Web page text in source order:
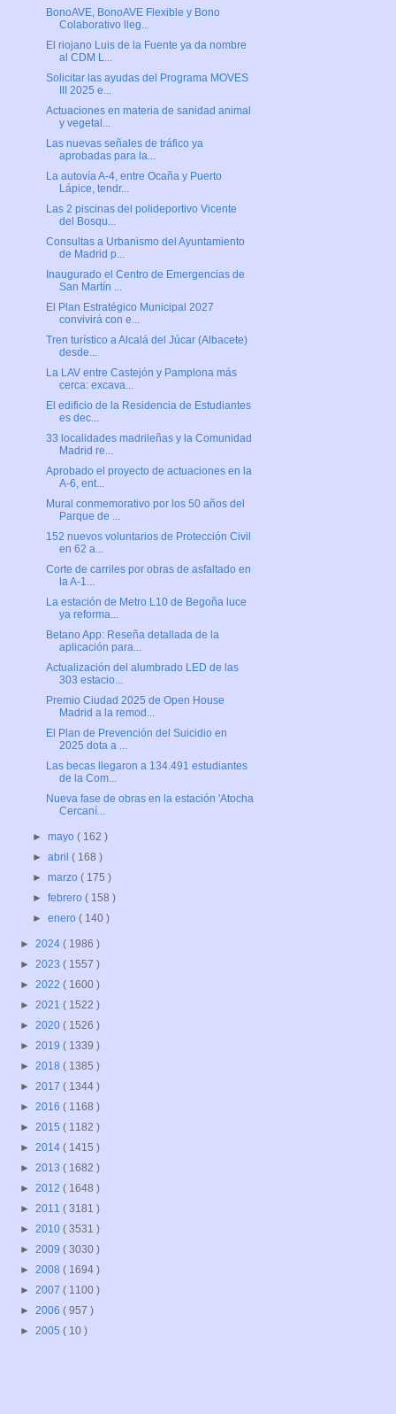
BonoAVE, BonoAVE Flexible y Bono
Colaborativo lleg...
El riojano Luis de la Fuente ya da nombre
al CDM L...
Solicitar las ayudas del Programa MOVES
III 2025 e...
Actuaciones en materia de sanidad animal
y vegetal...
Las nuevas señales de tráfico ya
aprobadas para la...
La autovía A-4, entre Ocaña y Puerto
Lápice, tendr...
Las 2 piscinas del polideportivo Vicente
del Bosqu...
Consultas a Urbanismo del Ayuntamiento
de Madrid p...
Inaugurado el Centro de Emergencias de
San Martín ...
El Plan Estratégico Municipal 2027
convivirá con e...
Tren turístico a Alcalá del Júcar (Albacete)
desde...
La LAV entre Castejón y Pamplona más
cerca: excava...
El edificio de la Residencia de Estudiantes
es dec...
33 localidades madrileñas y la Comunidad
Madrid re...
Aprobado el proyecto de actuaciones en la
A-6, ent...
Mural conmemorativo por los 50 años del
Parque de ...
152 nuevos voluntarios de Protección Civil
en 62 a...
Corte de carriles por obras de asfaltado en
la A-1...
La estación de Metro L10 de Begoña luce
ya reforma...
Betano App: Reseña detallada de la
aplicación para...
Actualización del alumbrado LED de las
303 estacio...
Premio Ciudad 2025 de Open House
Madrid a la remod...
El Plan de Prevención del Suicidio en
2025 dota a ...
Las becas llegaron a 134.491 estudiantes
de la Com...
Nueva fase de obras en la estación 'Atocha
Cercaní...
►mayo( 162 )
►abril( 168 )
►marzo( 175 )
►febrero( 158 )
►enero( 140 )
► 2024 ( 1986 )
► 2023 ( 1557 )
► 2022 ( 1600 )
► 2021 ( 1522 )
► 2020 ( 1526 )
► 2019 ( 1339 )
► 2018 ( 1385 )
► 2017 ( 1344 )
► 2016 ( 1168 )
► 2015 ( 1182 )
► 2014 ( 1415 )
► 2013 ( 1682 )
► 2012 ( 1648 )
► 2011 ( 3181 )
► 2010 ( 3531 )
► 2009 ( 3030 )
► 2008 ( 1694 )
► 2007 ( 1100 )
► 2006 ( 957 )
► 2005 ( 10 )